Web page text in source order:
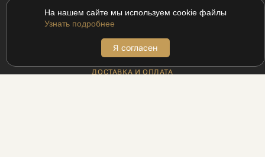
ДОСТАВКА И ОПЛАТА
На нашем сайте мы используем cookie файлы
Узнать подробнее
Я согласен